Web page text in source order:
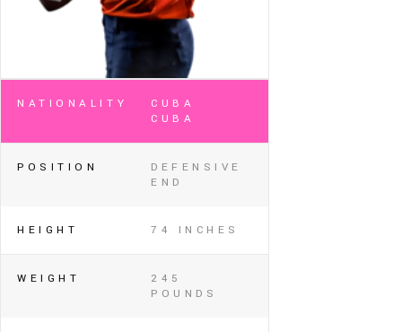
NATIONALITY
CUBA
CUBA
POSITION
DEFENSIVE
END
HEIGHT 74 INCHES
WEIGHT
245
POUNDS